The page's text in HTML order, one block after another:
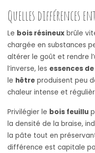
Quelles différences
Le bois résineux brûle
chargée en substances
altérer le goût et rendre
l’inverse, les essences
le hêtre produisent peu
chaleur intense et
Privilégier le bois feuillu
la densité de la braise,
la pâte tout en
différence est capitale